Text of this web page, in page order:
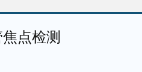
点检测